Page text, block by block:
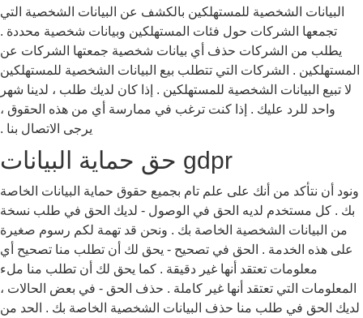
البيانات الشخصية للمستهلكين بالكشف عن البيانات الشخصية التي
تجمعها الشركات حول فئات المستهلكين وبيانات شخصية محددة .
يطلب من الشركات حذف أي بيانات شخصية جمعتها الشركات عن
المستهلكين . الشركات التي تتطلب بيع البيانات الشخصية للمستهلكين
لا تبيع البيانات الشخصية للمستهلكين . إذا كان لديك طلب ، لدينا شهر
واحد للرد عليك . إذا كنت ترغب في ممارسة أي من هذه الحقوق ،
يرجى الاتصال بنا .
gdpr حق حماية البيانات
ونود أن نتأكد من أنك على علم تام بجميع حقوق حماية البيانات الخاصة
بك . كل مستخدم لديه الحق في الوصول - لديك الحق في طلب نسخة
من البيانات الشخصية الخاصة بك . ونحن قد تهمة لكم رسوم صغيرة
على هذه الخدمة . الحق في تصحيح - يحق لك أن تطلب منا تصحيح أي
معلومات تعتقد أنها غير دقيقة . كما يحق لك أن تطلب منا ملء
المعلومات التي تعتقد أنها غير كاملة . حذف الحق - في بعض الحالات ،
لديك الحق في طلب منا حذف البيانات الشخصية الخاصة بك . الحد من